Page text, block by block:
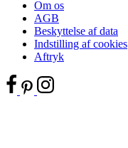
Om os
AGB
Beskyttelse af data
Indstilling af cookies
Aftryk